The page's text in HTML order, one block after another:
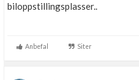
biloppstillingsplasser..
Anbefal Siter